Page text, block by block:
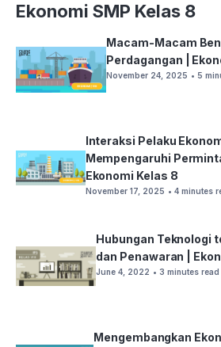
Ekonomi SMP Kelas 8
Macam-Macam
Perdagangan |
November 24, 2025 • 5
Interaksi Pelaku
Mempengaruhi
Ekonomi Kelas 8
November 17, 2025 • 4 minutes
Hubungan Teknologi
dan Penawaran |
June 4, 2022 • 3 minutes read
Mengembangkan